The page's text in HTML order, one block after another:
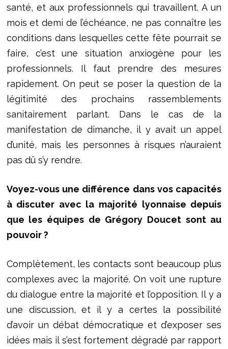
santé, et aux professionnels qui travaillent. A un
mois et demi de l’échéance, ne pas connaître les
conditions dans lesquelles cette fête pourrait se
faire, c’est une situation anxiogène pour les
professionnels. Il faut prendre des mesures
rapidement. On peut se poser la question de la
légitimité des prochains rassemblements
sanitairement parlant. Dans le cas de la
manifestation de dimanche, il y avait un appel
d’unité, mais les personnes à risques n’auraient
pas dû s’y rendre.
Voyez-vous une différence dans vos capacités
à discuter avec la majorité lyonnaise depuis
que les équipes de Grégory Doucet sont au
pouvoir ?
Complètement, les contacts sont beaucoup plus
complexes avec la majorité. On voit une rupture
du dialogue entre la majorité et l’opposition. Il y a
une discussion, et il y a certes la possibilité
d’avoir un débat démocratique et d’exposer ses
idées mais il s’est fortement dégradé par rapport